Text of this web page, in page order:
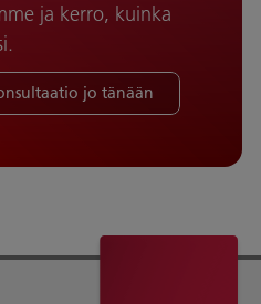
ja kerro, kuinka
jo tänään